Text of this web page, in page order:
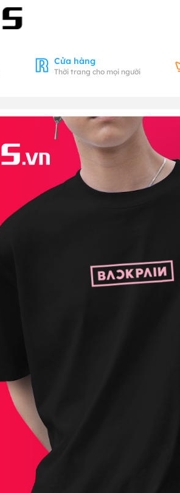
Cửa hàng
Thời trang cho mọi người